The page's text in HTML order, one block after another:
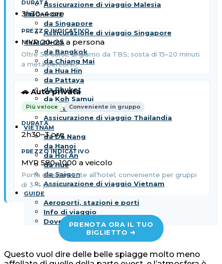
Assicurazione di viaggio Malesia
SINGAPORE
da Singapore
Assicurazione di viaggio Singapore
THAILANDIA
da Bangkok
da Chiang Mai
da Hua Hin
da Pattaya
da Phuket
da Koh Samui
da Krabi
Assicurazione di viaggio Thailandia
VIETNAM
da Da Nang
da Hanoi
da Hoi An
da Hue
da Saigon
Assicurazione di viaggio Vietnam
GUIDE
Aeroporti, stazioni e porti
Info di viaggio
Dove prenotare online
3h30–4 ore
MYR 20–25 a persona
Oltre 50 corse al giorno da TBS; sosta di 15–20 minuti
a metà percorso
🚗 Auto privata
Più veloce Conveniente in gruppo
2h30–3 ore
MYR 580–1000 a veicolo
Porta direttamente all’hotel; conveniente per gruppi
di 3–4 persone
PRENOTA ORA IL TUO
BIGLIETTO ➜
Questo vuol dire delle belle spiagge molto meno